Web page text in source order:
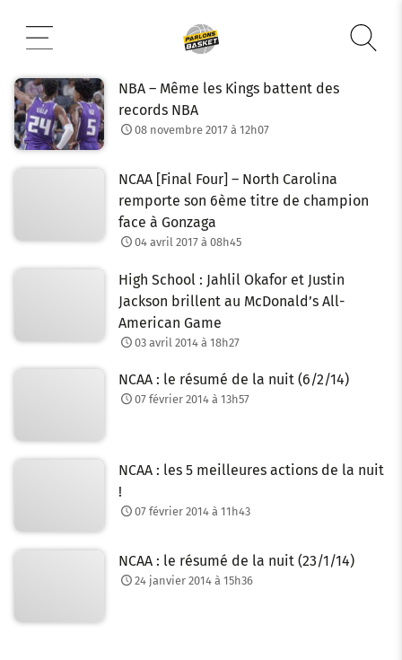
contenu
NBA – Même les Kings battent des
records NBA
08 novembre 2017 à 12h07
NCAA [Final Four] – North Carolina
remporte son 6ème titre de champion
face à Gonzaga
04 avril 2017 à 08h45
High School : Jahlil Okafor et Justin
Jackson brillent au McDonald’s All-
American Game
03 avril 2014 à 18h27
NCAA : le résumé de la nuit (6/2/14)
07 février 2014 à 13h57
NCAA : les 5 meilleures actions de la nuit
!
07 février 2014 à 11h43
NCAA : le résumé de la nuit (23/1/14)
24 janvier 2014 à 15h36